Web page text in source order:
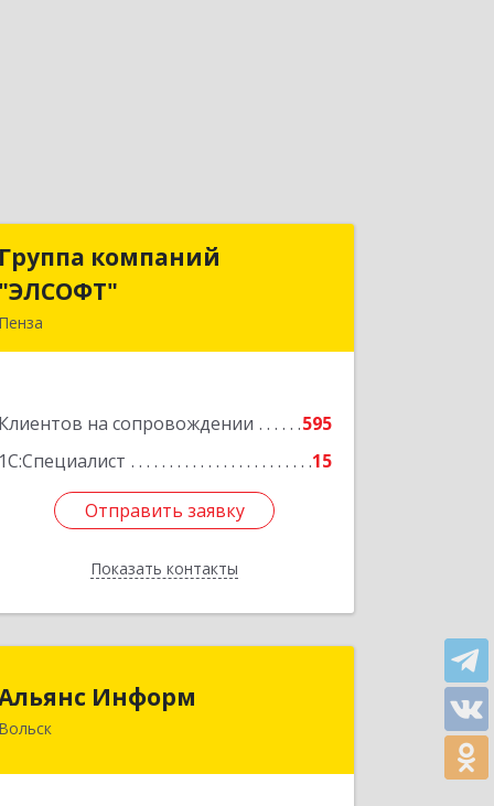
Группа компаний
"ЭЛСОФТ"
Пенза
Клиентов на сопровождении
595
1С:Специалист
15
Отправить заявку
Показать контакты
Группа компаний
Подробнее
Отправить заявку
Назад
Информ
Вольск
Альянс Информ
412906, Саратовская обл, Вольск г,